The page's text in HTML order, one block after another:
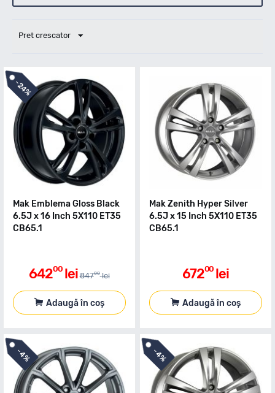
Pret crescator
-24%
Mak Emblema Gloss Black
6.5J x 16 Inch 5X110 ET35
CB65.1
64200 lei 84700 lei
Adaugă în coș
Mak Zenith Hyper Silver
6.5J x 15 Inch 5X110 ET35
CB65.1
67200 lei
Adaugă în coș
-
4% -
4%